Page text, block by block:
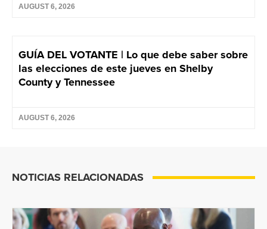
AUGUST 6, 2026
GUÍA DEL VOTANTE | Lo que debe saber sobre
las elecciones de este jueves en Shelby
County y Tennessee
AUGUST 6, 2026
NOTICIAS RELACIONADAS